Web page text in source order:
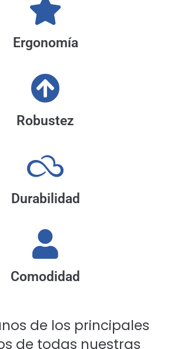
Ergonomía
Robustez
Durabilidad
Comodidad
de los principales
de todas nuestras